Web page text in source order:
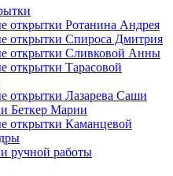
открытки Ротанина Андрея
открытки Спироса Дмитрия
открытки Сливковой Анны
открытки Тарасовой
открытки Лазарева Саши
Беткер Марии
открытки Каманцевой
ручной работы